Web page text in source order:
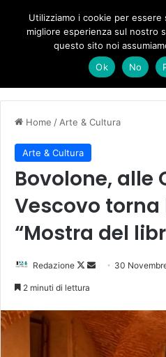
Forza Italia, il legnaghese
Home / Arte & Cultura
Arte & Cultura
Bovolone, alle
Vescovo torna
“Mostra del
Redazione
Follow
Invia 30
2 minuti di lettura
Utilizziamo i cookie per
migliore esperienza sul nostro
questo sito noi
Ok
No